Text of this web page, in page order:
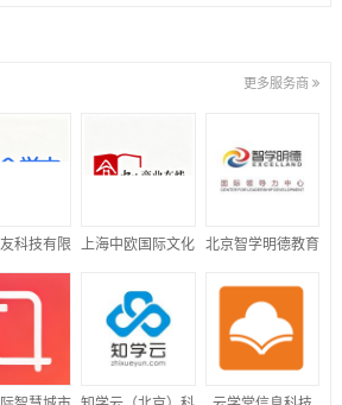
更多服务商
科技有限 上海中欧国际文化 北京智学明德教育